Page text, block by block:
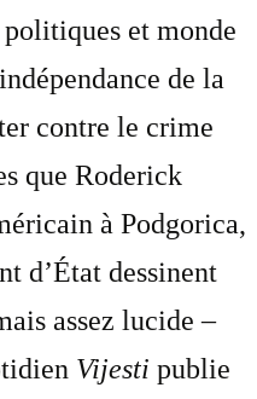
et monde
de la
contre le crime
que Roderick
à Podgorica,
d’État dessinent
assez lucide –
Vijesti publie